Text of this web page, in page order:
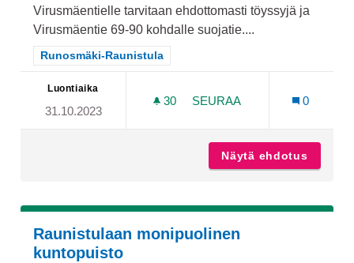
Virusmäentielle tarvitaan ehdottomasti töyssyjä ja
Virusmäentie 69-90 kohdalle suojatie....
Rajaa tulokset teeman mukaan: Runosmäki-Raunistula
Runosmäki-Raunistula
Luontiaika
31.10.2023
30 30 SEURAAJAA
SEURAA
0
Näytä ehdotus
Raunistulaan monipuolinen
kuntopuisto